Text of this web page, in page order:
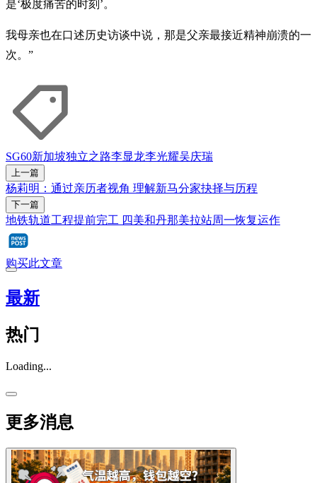
是‘极度痛苦的时刻’。
我母亲也在口述历史访谈中说，那是父亲最接近精神崩溃的一
次。”
SG60新加坡独立之路李显龙李光耀吴庆瑞
上一篇
杨莉明：通过亲历者视角 理解新马分家抉择与历程
下一篇
地铁轨道工程提前完工 四美和丹那美拉站周一恢复运作
购买此文章
最新
热门
Loading...
更多消息